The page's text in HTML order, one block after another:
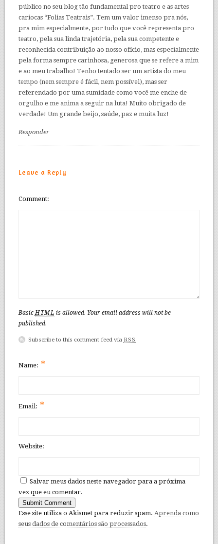
público no seu blog tão fundamental pro teatro e as artes
cariocas “Folias Teatrais”. Tem um valor imenso pra nós,
pra mim especialmente, por tudo que você representa pro
teatro, pela sua linda trajetória, pela sua competente e
reconhecida contribuição ao nosso ofício, mas especialmente
pela forma sempre carinhosa, generosa que se refere a mim
e ao meu trabalho! Tenho tentado ser um artista do meu
tempo (nem sempre é fácil, nem possível), mas ser
referendado por uma sumidade como você me enche de
orgulho e me anima a seguir na luta! Muito obrigado de
verdade! Um grande beijo, saúde, paz e muita luz!
Responder
Leave a Reply
Comment
Basic HTML is allowed. Your email address will not be
published.
Subscribe to this comment feed via RSS
Name: *
Email: *
Website:
Salvar meus dados neste navegador para a próxima
vez que eu comentar.
Esse site utiliza o Akismet para reduzir spam. Aprenda como
seus dados de comentários são processados.